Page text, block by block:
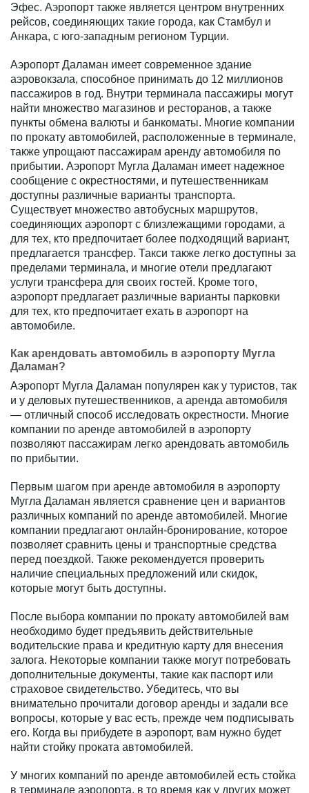
Эфес. Аэропорт также является центром внутренних
рейсов, соединяющих такие города, как Стамбул и
Анкара, с юго-западным регионом Турции.
Аэропорт Даламан имеет современное здание
аэровокзала, способное принимать до 12 миллионов
пассажиров в год. Внутри терминала пассажиры могут
найти множество магазинов и ресторанов, а также
пункты обмена валюты и банкоматы. Многие компании
по прокату автомобилей, расположенные в терминале,
также упрощают пассажирам аренду автомобиля по
прибытии. Аэропорт Мугла Даламан имеет надежное
сообщение с окрестностями, и путешественникам
доступны различные варианты транспорта.
Существует множество автобусных маршрутов,
соединяющих аэропорт с близлежащими городами, а
для тех, кто предпочитает более подходящий вариант,
предлагается трансфер. Такси также легко доступны за
пределами терминала, и многие отели предлагают
услуги трансфера для своих гостей. Кроме того,
аэропорт предлагает различные варианты парковки
для тех, кто предпочитает ехать в аэропорт на
автомобиле.
Как арендовать автомобиль в аэропорту Мугла
Даламан?
Аэропорт Мугла Даламан популярен как у туристов, так
и у деловых путешественников, а аренда автомобиля
— отличный способ исследовать окрестности. Многие
компании по аренде автомобилей в аэропорту
позволяют пассажирам легко арендовать автомобиль
по прибытии.
Первым шагом при аренде автомобиля в аэропорту
Мугла Даламан является сравнение цен и вариантов
различных компаний по аренде автомобилей. Многие
компании предлагают онлайн-бронирование, которое
позволяет сравнить цены и транспортные средства
перед поездкой. Также рекомендуется проверить
наличие специальных предложений или скидок,
которые могут быть доступны.
После выбора компании по прокату автомобилей вам
необходимо будет предъявить действительные
водительские права и кредитную карту для внесения
залога. Некоторые компании также могут потребовать
дополнительные документы, такие как паспорт или
страховое свидетельство. Убедитесь, что вы
внимательно прочитали договор аренды и задали все
вопросы, которые у вас есть, прежде чем подписывать
его. Когда вы прибудете в аэропорт, вам нужно будет
найти стойку проката автомобилей.
У многих компаний по аренде автомобилей есть стойка
в терминале аэропорта, в то время как у других может